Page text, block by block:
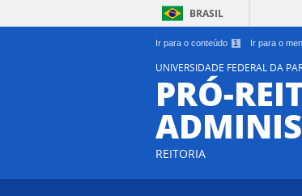
Ir para o conteúdo 1 Ir para o
BRASIL
UNIVERSIDADE FEDERAL DA
PRÓ-
REITORIA